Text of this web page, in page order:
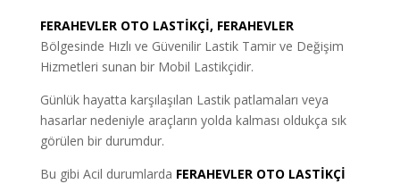
FERAHEVLER OTO LASTİKÇİ, FERAHEVLER
Bölgesinde Hızlı ve Güvenilir Lastik Tamir ve Değişim
Hizmetleri sunan bir Mobil Lastikçidir.
Günlük hayatta karşılaşılan Lastik patlamaları veya
hasarlar nedeniyle araçların yolda kalması oldukça sık
görülen bir durumdur.
Bu gibi Acil durumlarda FERAHEVLER OTO LASTİKÇİ